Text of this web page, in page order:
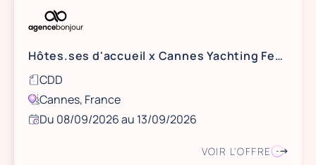
Hôtes.ses d'accueil x Cannes Yachting Festival - 8 au 13 septembre 2026 - Cannes
CDD
Cannes, France
Du 08/09/2026 au 13/09/2026
VOIR L'OFFRE